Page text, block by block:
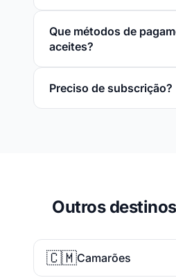
Que métodos de
aceites?
Preciso de subscrição?
Outros
🇨🇲Camarões